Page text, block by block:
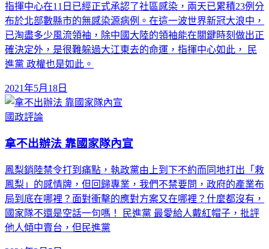
指揮中心在11日已經正式承認了社區感染，兩天已累積23例分
布於北部數縣市的無感染源病例。在這一波世界新冠大浪中，
已淘盡多少風流領袖，除中國大陸的領袖能在關鍵時刻做出正
確決定外，是很難躲過大江東去的命運，指揮中心如此， 民
進黨 政權也是如此。
2021年5月18日
國政評論
拿不出辦法 靠國家隊內宣
鳳梨銷陸禁令打到痛點，執政黨由上到下不約而同地打出「救
鳳梨」的感情牌，但回歸專業，我們不禁要問，政府的產業布
局到底在哪裡？面對衝擊的應對方案又在哪裡？什麼都沒有，
國家隊不還是空話一句嗎！ 民進黨 最愛給人戴紅帽子，批評
他人傾中賣台，但民進黨